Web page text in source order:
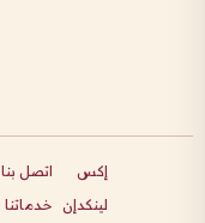
إكس
لينكدإن
اتصل بنا
خدماتنا